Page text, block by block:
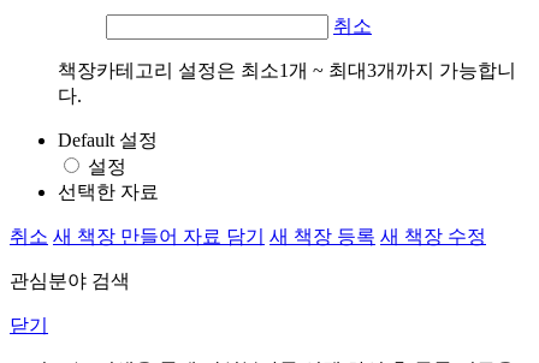
취소
책장카테고리 설정은 최소1개 ~ 최대3개까지 가능합니
다.
Default 설정
설정
선택한 자료
취소 새 책장 만들어 자료 담기 새 책장 등록 새 책장 수정
관심분야 검색
닫기